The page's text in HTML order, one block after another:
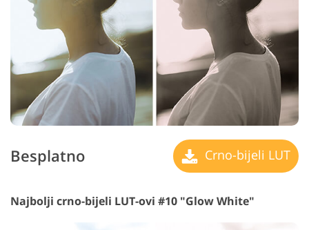
Besplatno Crno-bijeli LUT
Najbolji crno-bijeli LUT-ovi #10 "Glow White"